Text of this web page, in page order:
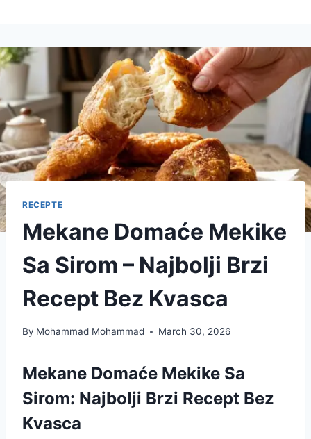
RECEPTE
Mekane Domaće Mekike
Sa Sirom – Najbolji Brzi
Recept Bez Kvasca
By Mohammad Mohammad March 30, 2026
Mekane Domaće Mekike Sa
Sirom: Najbolji Brzi Recept Bez
Kvasca